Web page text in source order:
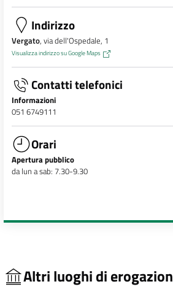
Indirizzo
Vergato, via dell'Ospedale, 1
Visualizza indirizzo su Google Maps
Contatti telefonici
Informazioni
051 6749111
Orari
Apertura pubblico
da lun a sab: 7.30-9.30
Altri luoghi di